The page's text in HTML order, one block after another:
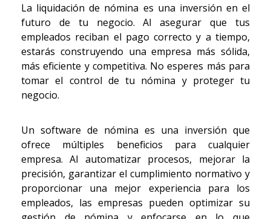
La liquidación de nómina es una inversión en el
futuro de tu negocio. Al asegurar que tus
empleados reciban el pago correcto y a tiempo,
estarás construyendo una empresa más sólida,
más eficiente y competitiva. No esperes más para
tomar el control de tu nómina y proteger tu
negocio.
Un software de nómina es una inversión que
ofrece múltiples beneficios para cualquier
empresa. Al automatizar procesos, mejorar la
precisión, garantizar el cumplimiento normativo y
proporcionar una mejor experiencia para los
empleados, las empresas pueden optimizar su